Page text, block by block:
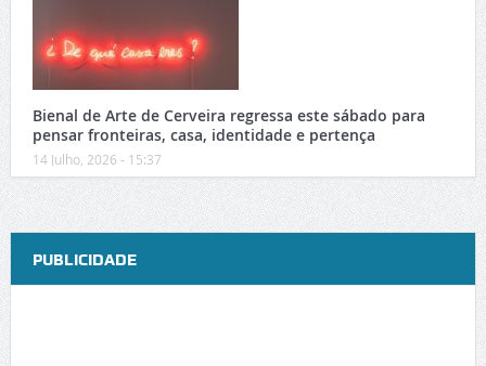
Bienal de Arte de Cerveira regressa este sábado para
pensar fronteiras, casa, identidade e pertença
14 Julho, 2026 - 15:37
PUBLICIDADE